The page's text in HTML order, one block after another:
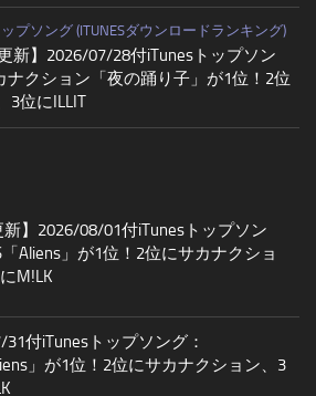
ップソング (ITUNESダウンロードランキング)
更新】2026/07/28付iTunesトップソン
ナクション「夜の踊り子」が1位！2位
3位にILLIT
新】2026/08/01付iTunesトップソン
「Aliens」が1位！2位にサカナクショ
M!LK
31付iTunesトップソング：
」が1位！2位にサカナクション、3